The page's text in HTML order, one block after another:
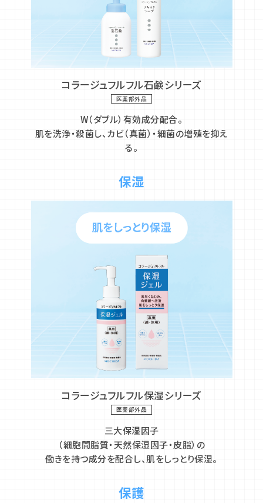
コラージュフルフル石鹸シリーズ
医薬部外品
W（ダブル）有効成分配合。
肌を洗浄・殺菌し、カビ（真菌）・細菌の増殖を抑え
る。
保湿
コラージュフルフル保湿シリーズ
医薬部外品
三大保湿因子
（細胞間脂質・天然保湿因子・皮脂）の
働きを持つ成分を配合し、肌をしっとり保湿。
保護